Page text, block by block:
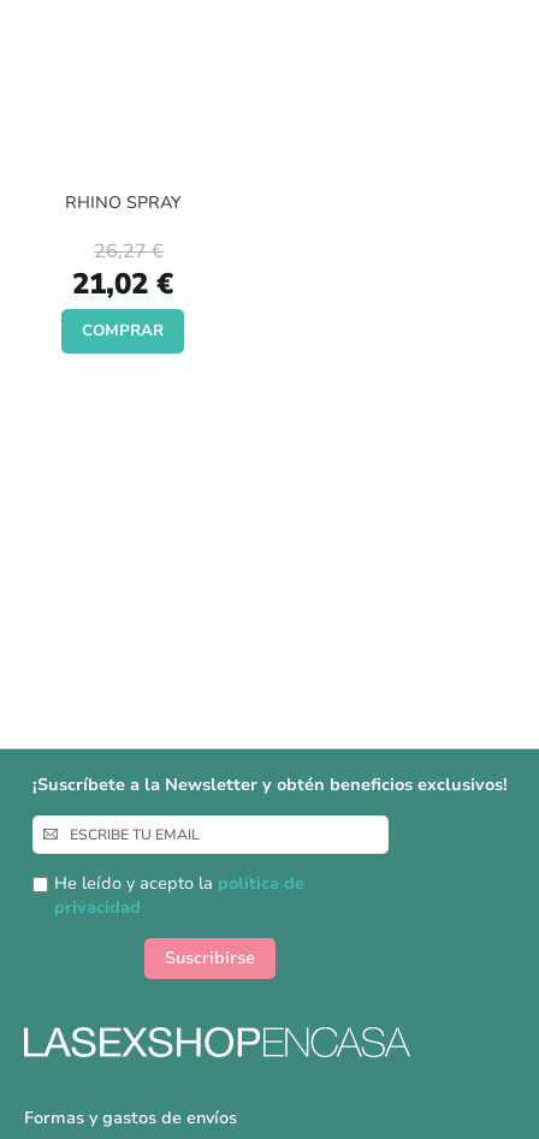
RHINO SPRAY
Special
Price
21,02 €
26,27 €
COMPRAR
¡Suscríbete a la Newsletter y obtén beneficios exclusivos!
Inscríbase
a
nuestro
boletín
He leído y acepto la política de
privacidad
Suscribirse
Formas y gastos de envíos